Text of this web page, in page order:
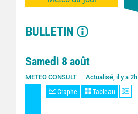
BULLETIN
Samedi 8 août
METEO CONSULT Actualisé, il y a 2h
Graphe Tableau